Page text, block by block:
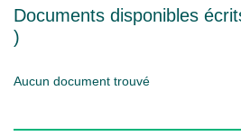
Documents disponibles
)
Aucun document trouvé